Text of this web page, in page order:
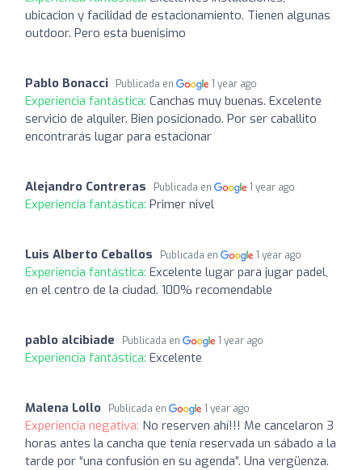
ubicacion y facilidad de estacionamiento. Tienen algunas
outdoor. Pero esta buenisimo
Pablo Bonacci Publicada en 1 year ago
Experiencia fantástica: Canchas muy buenas. Excelente
servicio de alquiler. Bien posicionado. Por ser caballito
encontrarás lugar para estacionar
Alejandro Contreras Publicada en 1 year ago
Experiencia fantástica: Primer nivel
Luis Alberto Ceballos Publicada en 1 year ago
Experiencia fantástica: Excelente lugar para jugar padel,
en el centro de la ciudad. 100% recomendable
pablo alcibiade Publicada en 1 year ago
Experiencia fantástica: Excelente
Malena Lollo Publicada en 1 year ago
Experiencia negativa: No reserven ahí!!! Me cancelaron 3
horas antes la cancha que tenía reservada un sábado a la
tarde por “una confusión en su agenda”. Una vergüenza.